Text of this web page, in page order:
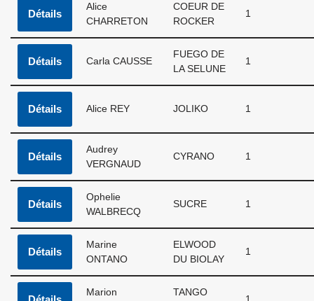
Détails
Alice
CHARRETON
COEUR DE
ROCKER
1
Détails Carla CAUSSE
FUEGO DE
LA SELUNE
1
Détails Alice REY JOLIKO 1
Détails
Audrey
VERGNAUD
CYRANO 1
Détails
Ophelie
WALBRECQ
SUCRE 1
Détails
Marine
ONTANO
ELWOOD
DU BIOLAY
1
Marion
TANGO